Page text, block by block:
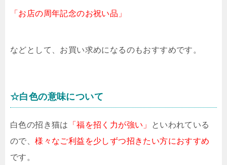
「お店の周年記念のお祝い品」
などとして、お買い求めになるのもおすすめです。
☆白色の意味について
白色の招き猫は 「福を招く力が強い」
といわれている
ので、様々なご利益を少しずつ招きたい方におすすめ
です。